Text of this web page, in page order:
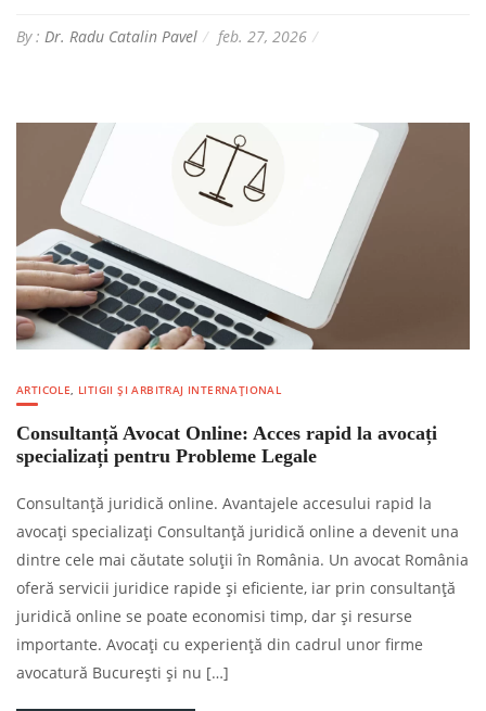
By : Dr. Radu Catalin Pavel feb. 27, 2026
ARTICOLE, LITIGII ȘI ARBITRAJ INTERNAȚIONAL
Consultanță Avocat Online: Acces rapid la avocați
specializați pentru Probleme Legale
Consultanță juridică online. Avantajele accesului rapid la
avocați specializați Consultanță juridică online a devenit una
dintre cele mai căutate soluții în România. Un avocat România
oferă servicii juridice rapide și eficiente, iar prin consultanță
juridică online se poate economisi timp, dar și resurse
importante. Avocați cu experiență din cadrul unor firme
avocatură București și nu […]